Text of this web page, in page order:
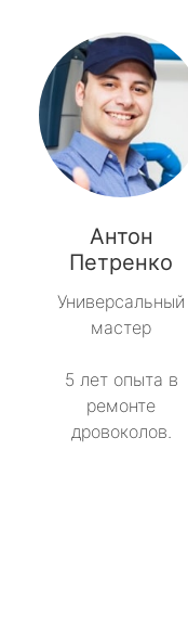
Антон
Петренко
Универсальный
мастер
5 лет опыта в
ремонте
дровоколов.